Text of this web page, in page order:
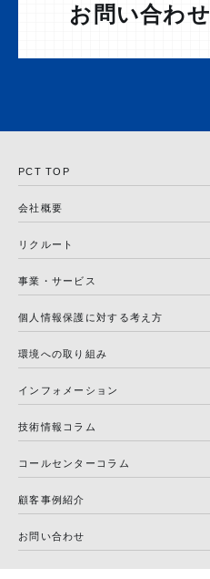
お問い合わせ
PCT TOP
会社概要
リクルート
事業・サービス
個人情報保護に対する考え方
環境への取り組み
インフォメーション
技術情報コラム
コールセンターコラム
顧客事例紹介
お問い合わせ